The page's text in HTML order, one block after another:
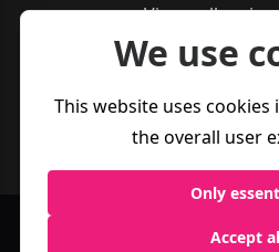
Vive melhor,
Política
We use
This website uses
the overall user
Only
Accept